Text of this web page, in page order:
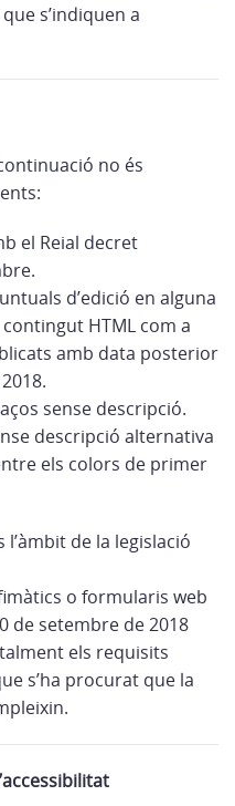
s’indiquen a
no és
el Reial decret
d’edició en alguna
HTML com a
amb data posterior
sense descripció.
descripció alternativa
els colors de primer
de la legislació
o formularis web
de setembre de 2018
els requisits
s’ha procurat que la